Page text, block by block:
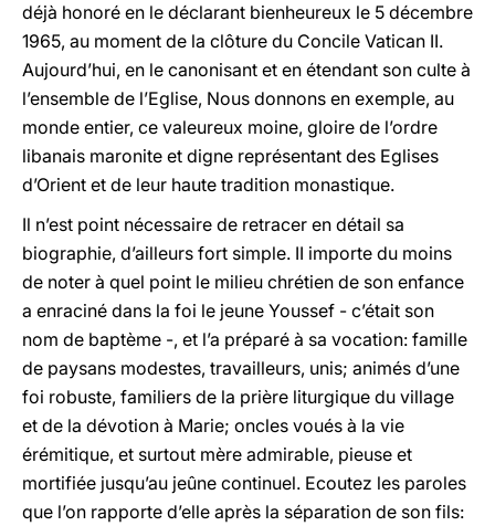
déjà honoré en le déclarant bienheureux le 5 décembre
1965, au moment de la clôture du Concile Vatican II.
Aujourd’hui, en le canonisant et en étendant son culte à
l’ensemble de l’Eglise, Nous donnons en exemple, au
monde entier, ce valeureux moine, gloire de l’ordre
libanais maronite et digne représentant des Eglises
d’Orient et de leur haute tradition monastique.
Il n’est point nécessaire de retracer en détail sa
biographie, d’ailleurs fort simple. II importe du moins
de noter à quel point le milieu chrétien de son enfance
a enraciné dans la foi le jeune Youssef - c’était son
nom de baptème -, et l’a préparé à sa vocation: famille
de paysans modestes, travailleurs, unis; animés d’une
foi robuste, familiers de la prière liturgique du village
et de la dévotion à Marie; oncles voués à la vie
érémitique, et surtout mère admirable, pieuse et
mortifiée jusqu’au jeûne continuel. Ecoutez les paroles
que l’on rapporte d’elle après la séparation de son fils: